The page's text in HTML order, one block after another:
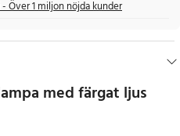
Över 1 miljon nöjda kunder
med färgat ljus